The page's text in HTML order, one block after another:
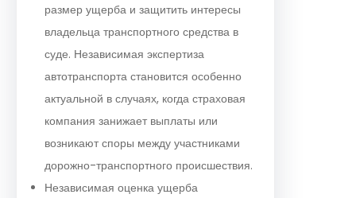
размер ущерба и защитить интересы
владельца транспортного средства в
суде. Независимая экспертиза
автотранспорта становится особенно
актуальной в случаях, когда страховая
компания занижает выплаты или
возникают споры между участниками
дорожно-транспортного происшествия.
Независимая оценка ущерба